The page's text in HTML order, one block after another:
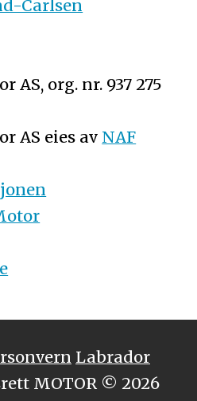
Carlsen
AS, org. nr. 937 275
AS eies av NAF
Labrador
MOTOR © 2026